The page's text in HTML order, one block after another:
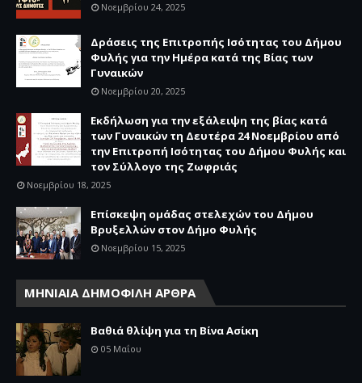
Νοεμβρίου 24, 2025
Δράσεις της Επιτροπής Ισότητας του Δήμου
Φυλής για την Ημέρα κατά της Βίας των
Γυναικών
Νοεμβρίου 20, 2025
Εκδήλωση για την εξάλειψη της βίας κατά
των Γυναικών τη Δευτέρα 24 Νοεμβρίου από
την Επιτροπή Ισότητας του Δήμου Φυλής και
τον Σύλλογο της Ζωφριάς
Νοεμβρίου 18, 2025
Επίσκεψη ομάδας στελεχών του Δήμου
Βρυξελλών στον Δήμο Φυλής
Νοεμβρίου 15, 2025
ΜΗΝΙΑΙΑ ΔΗΜΟΦΙΛΗ ΑΡΘΡΑ
Βαθιά θλίψη για τη Βίνα Ασίκη
05 Μαΐου